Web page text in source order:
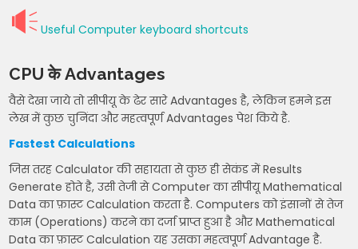
Useful Computer keyboard shortcuts
CPU के Advantages
वैसे देखा जाये तो सीपीयू के ढेर सारे Advantages है, लेकिन हमने इस
लेख में कुछ चुनिंदा और महत्वपूर्ण Advantages पेश किये है.
Fastest Calculations
जिस तरह Calculator की सहायता से कुछ ही सेकंड में Results
Generate होते है, उसी तेजी से Computer का सीपीयू Mathematical
Data का फ़ास्ट Calculation करता है. Computers को इंसानों से तेज
काम (Operations) करने का दर्जा प्राप्त हुआ है और Mathematical
Data का फ़ास्ट Calculation यह उसका महत्वपूर्ण Advantage है.